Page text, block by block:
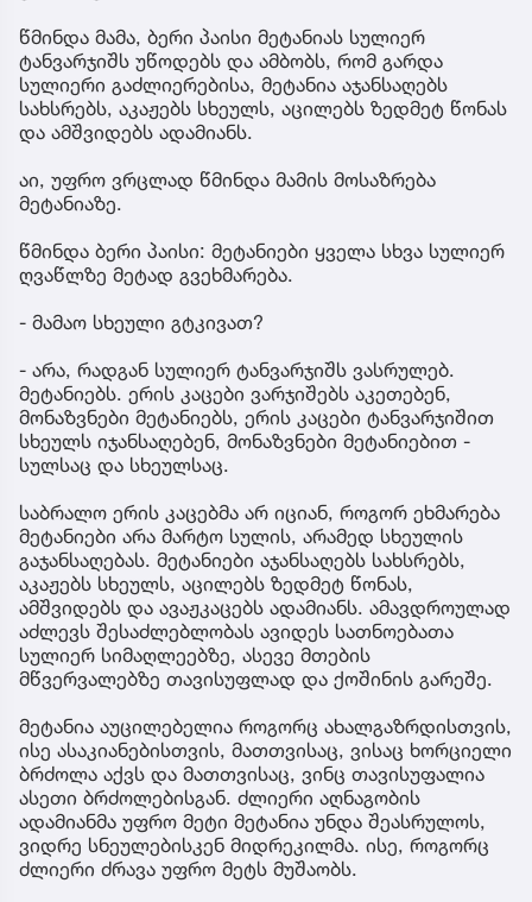
წმინდა მამა, ბერი პაისი მეტანიას სულიერ
ტანვარჯიშს უწოდებს და ამბობს, რომ გარდა
სულიერი გაძლიერებისა, მეტანია აჯანსაღებს
სახსრებს, აკაჟებს სხეულს, აცილებს ზედმეტ წონას
და ამშვიდებს ადამიანს.
აი, უფრო ვრცლად წმინდა მამის მოსაზრება
მეტანიაზე.
წმინდა ბერი პაისი: მეტანიები ყველა სხვა სულიერ
ღვაწლზე მეტად გვეხმარება.
- მამაო სხეული გტკივათ?
- არა, რადგან სულიერ ტანვარჯიშს ვასრულებ.
მეტანიებს. ერის კაცები ვარჯიშებს აკეთებენ,
მონაზვნები მეტანიებს, ერის კაცები ტანვარჯიშით
სხეულს იჯანსაღებენ, მონაზვნები მეტანიებით -
სულსაც და სხეულსაც.
საბრალო ერის კაცებმა არ იციან, როგორ ეხმარება
მეტანიები არა მარტო სულის, არამედ სხეულის
გაჯანსაღებას. მეტანიები აჯანსაღებს სახსრებს,
აკაჟებს სხეულს, აცილებს ზედმეტ წონას,
ამშვიდებს და ავაჟკაცებს ადამიანს. ამავდროულად
აძლევს შესაძლებლობას ავიდეს სათნოებათა
სულიერ სიმაღლეებზე, ასევე მთების
მწვერვალებზე თავისუფლად და ქოშინის გარეშე.
მეტანია აუცილებელია როგორც ახალგაზრდისთვის,
ისე ასაკიანებისთვის, მათთვისაც, ვისაც ხორციელი
ბრძოლა აქვს და მათთვისაც, ვინც თავისუფალია
ასეთი ბრძოლებისგან. ძლიერი აღნაგობის
ადამიანმა უფრო მეტი მეტანია უნდა შეასრულოს,
ვიდრე სნეულებისკენ მიდრეკილმა. ისე, როგორც
ძლიერი ძრავა უფრო მეტს მუშაობს.